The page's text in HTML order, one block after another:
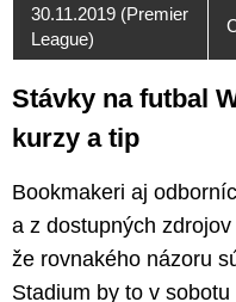
30.11.2019 (Premier
League)
Stávky na futbal
kurzy a tip
Bookmakeri aj
a z dostupných
že rovnakého názoru
Stadium by to v